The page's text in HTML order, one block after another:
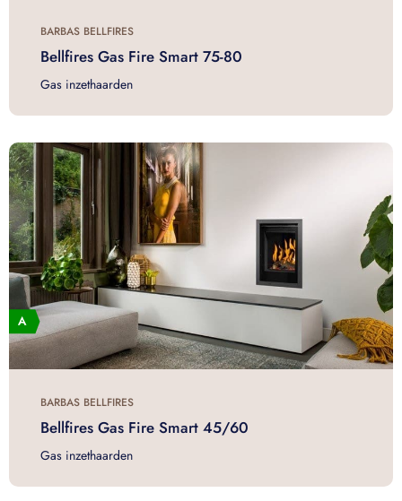
BARBAS BELLFIRES
Bellfires Gas Fire Smart 75-80
Gas inzethaarden
BARBAS BELLFIRES
Bellfires Gas Fire Smart 45/60
Gas inzethaarden